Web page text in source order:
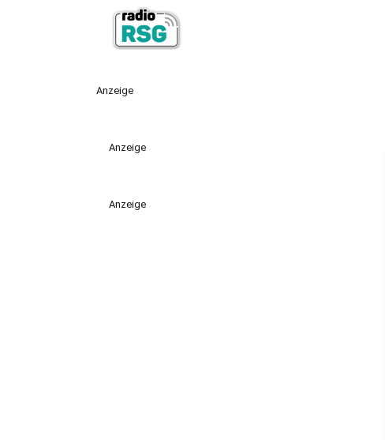
Anzeige
Anzeige
Anzeige